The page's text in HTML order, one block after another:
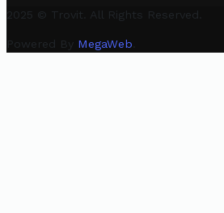
2025 © Trovit. All Rights Reserved.
Powered By MegaWeb